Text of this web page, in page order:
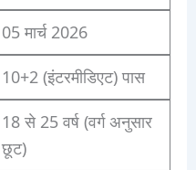
05 मार्च 2026
10+2 (इंटरमीडिएट) पास
18 से 25 वर्ष (वर्ग अनुसार
छूट)